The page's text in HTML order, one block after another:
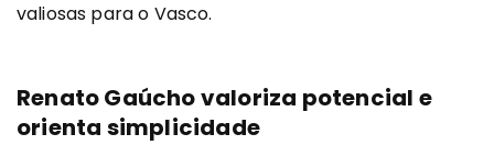
valiosas para o Vasco.
Renato Gaúcho valoriza potencial e
orienta simplicidade